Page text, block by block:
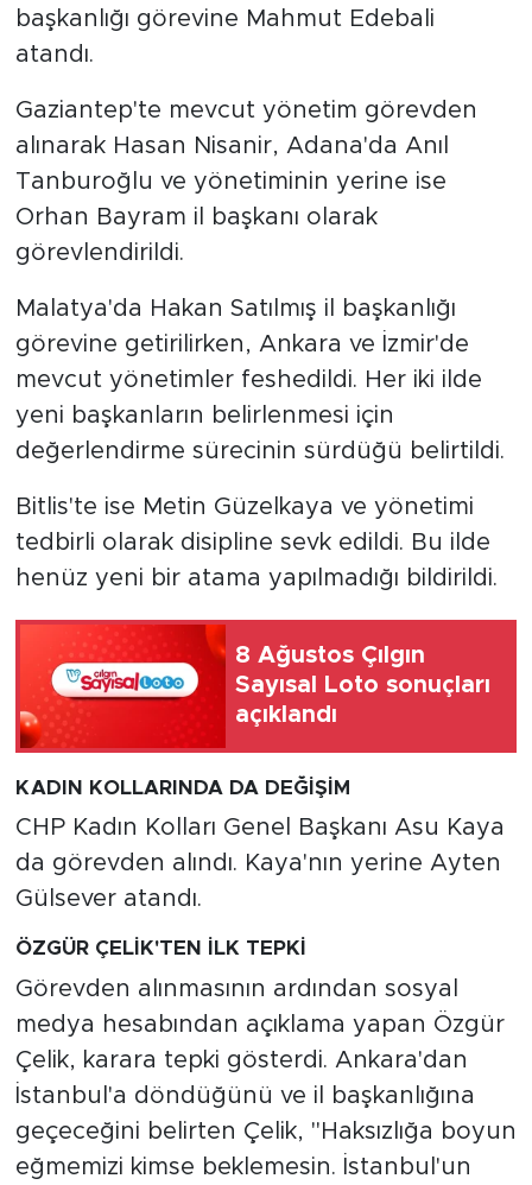
başkanlığı görevine Mahmut Edebali
atandı.
Gaziantep'te mevcut yönetim görevden
alınarak Hasan Nisanir, Adana'da Anıl
Tanburoğlu ve yönetiminin yerine ise
Orhan Bayram il başkanı olarak
görevlendirildi.
Malatya'da Hakan Satılmış il başkanlığı
görevine getirilirken, Ankara ve İzmir'de
mevcut yönetimler feshedildi. Her iki ilde
yeni başkanların belirlenmesi için
değerlendirme sürecinin sürdüğü belirtildi.
Bitlis'te ise Metin Güzelkaya ve yönetimi
tedbirli olarak disipline sevk edildi. Bu ilde
henüz yeni bir atama yapılmadığı bildirildi.
8 Ağustos Çılgın
Sayısal Loto sonuçları
açıklandı
KADIN KOLLARINDA DA DEĞİŞİM
CHP Kadın Kolları Genel Başkanı Asu Kaya
da görevden alındı. Kaya'nın yerine Ayten
Gülsever atandı.
ÖZGÜR ÇELİK'TEN İLK TEPKİ
Görevden alınmasının ardından sosyal
medya hesabından açıklama yapan Özgür
Çelik, karara tepki gösterdi. Ankara'dan
İstanbul'a döndüğünü ve il başkanlığına
geçeceğini belirten Çelik, "Haksızlığa boyun
eğmemizi kimse beklemesin. İstanbul'un